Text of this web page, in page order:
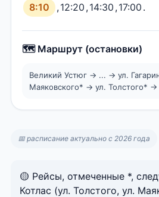
8:10 ,12:20 ,14:30 ,17:00 .
🗺️ Маршрут (остановки)
Великий Устюг → ... → ул.
Маяковского* → ул. Толстого* →
📅 расписание актуально с 2026 года
🟡 Рейсы, отмеченные *,
Котлас (ул. Толстого, ул.